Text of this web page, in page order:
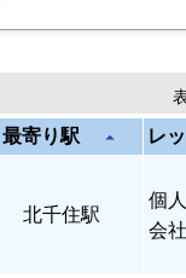
最寄り駅 arrow_drop_up レ
北千住駅
個人
会